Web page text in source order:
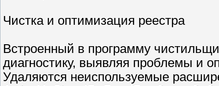
Чистка и оптимизация реестра
Встроенный в программу
диагностику, выявляя проблемы и
Удаляются неиспользуемые